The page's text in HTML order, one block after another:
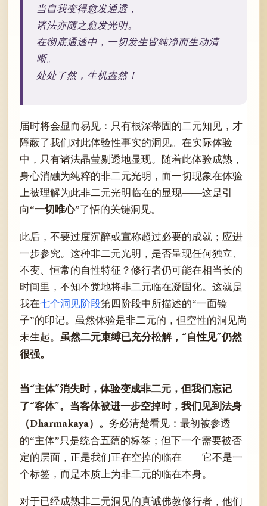
当自我变得愈发通透，
诸法亦随之愈发光明。
在彻底通透中，一切发生皆纯净而生动清
晰。
处处了然，生机盎然！
届时将会显而易见：只有根深蒂固的二元知见，才
障蔽了我们对此体验性事实的洞见。在实际体验
中，只有诸法晶莹剔透地显现。随着此体验成熟，
身心消融为纯粹的非二元光明，而一切现象在体验
上被理解为此非二元光明临在的显现——这是引
向“一切唯心”了悟的关键洞见。
此后，不要过度沉醉或宣称超过必要的成就；应进
一步参究。这种非二元光明，是否呈现任何独立、
不变、恒常的自性特征？修行者仍可能在相当长的
时间里，不知不觉地将非二元临在凝固化。这就是
我在七个洞见阶段第四阶段中所描述的“一面镜
子”的印记。虽然体验是非二元的，但空性的洞见尚
未生起。 虽然二元束缚已充分松解，“自性见”仍然
很强。
当“主体”消失时，体验变成非二元，但我们忘记
了“客体”。当客体被进一步空掉时，我们见到法身
（Dharmakaya）。 务必清楚看见：最初被参透
的“主体”只是统合五蕴的标签；但下一个需要被否
定的层面，正是我们正在空掉的临在——它不是一
个标签，而是本质上为非二元的临在本身。
对于已经成熟非二元洞见的真诚佛教修行者，他们